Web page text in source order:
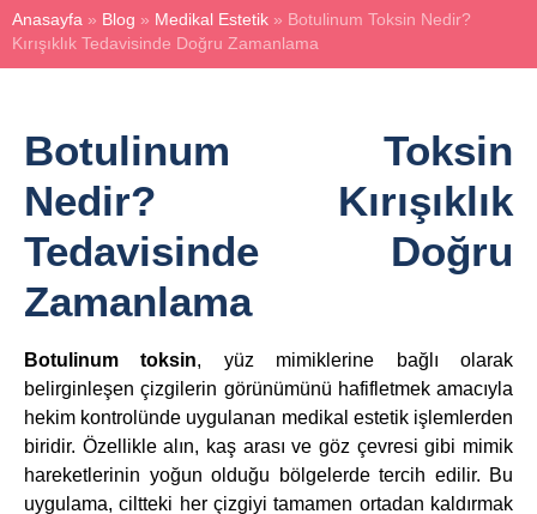
Anasayfa » Blog » Medikal Estetik » Botulinum Toksin Nedir?
Kırışıklık Tedavisinde Doğru Zamanlama
Botulinum Toksin
Nedir? Kırışıklık
Tedavisinde Doğru
Zamanlama
Botulinum toksin, yüz mimiklerine bağlı olarak
belirginleşen çizgilerin görünümünü hafifletmek amacıyla
hekim kontrolünde uygulanan medikal estetik işlemlerden
biridir. Özellikle alın, kaş arası ve göz çevresi gibi mimik
hareketlerinin yoğun olduğu bölgelerde tercih edilir. Bu
uygulama, ciltteki her çizgiyi tamamen ortadan kaldırmak